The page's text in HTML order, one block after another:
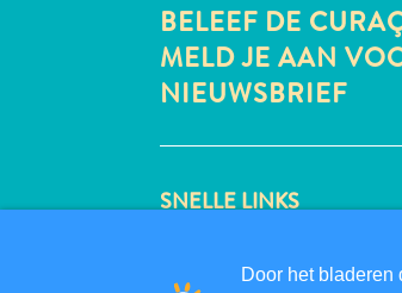
BELEEF DE
MELD JE AAN
NIEUWSBRIEF
SNELLE LINKS
REISPROFESSIONALS
Door het bladeren